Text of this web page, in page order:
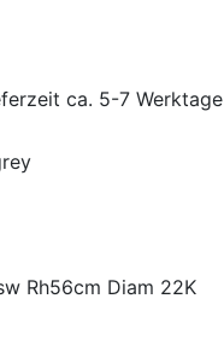
ca. 5-7 Werktage
Rh56cm Diam 22K